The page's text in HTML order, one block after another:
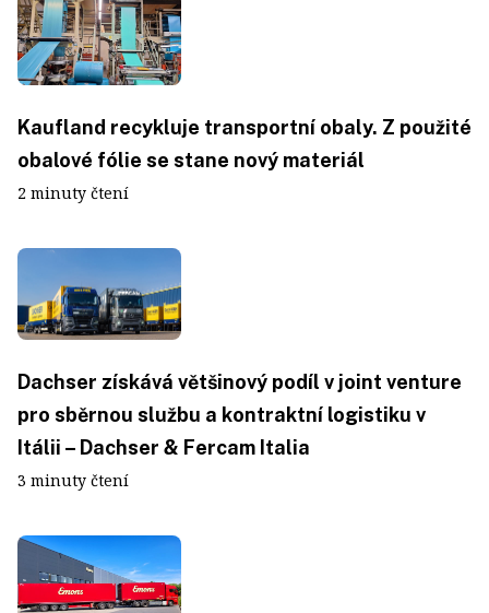
Kaufland recykluje transportní obaly. Z použité
obalové fólie se stane nový materiál
2 minuty čtení
Dachser získává většinový podíl v joint venture
pro sběrnou službu a kontraktní logistiku v
Itálii – Dachser & Fercam Italia
3 minuty čtení